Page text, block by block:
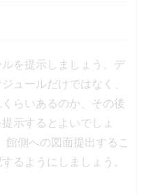
を提示しましょう。デ
ュールだけではなく、
らいあるのか、その後
示するとよいでしょ
館側への図面提出するこ
るようにしましょう。